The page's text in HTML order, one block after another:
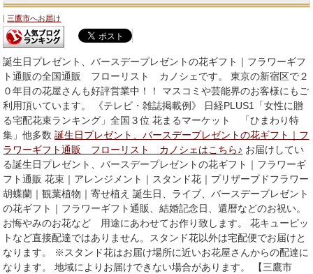
三鷹市へお届け
誕生日プレゼント、バースデープレゼントの花ギフト｜フラワーギフ
ト通販の全国通販 フローリスト カノシェです。 東京の新宿区で２
０年目の花屋さんも好評営業中！！ マスコミや芸能界のお客様にもご
利用頂いています。 《テレビ・雑誌掲載例》 日経PLUS1「女性に贈
る宅配花束ランキング」全国３位 花まるマーケット 「ひまわり特
集」他多数誕生日プレゼント、バースデープレゼントの花ギフト｜フ
ラワーギフト通販 フローリスト カノシェはこちら♪ お届けしてい
る誕生日プレゼント、バースデープレゼントの花ギフト｜フラワーギ
フト通販 花束｜アレンジメント｜スタンド花｜プリザーブドフラワー
胡蝶蘭｜観葉植物｜寄せ植え 誕生日、ライブ、バースデープレゼント
の花ギフト｜フラワーギフト通販、結婚記念日、還暦などのお祝い。
お悔やみのお花など 用途にあわせてお作り致します。 花キューピッ
トなど直接配達ではありません。スタンド花以外は宅配便でお届けと
なります。 ※スタンド花はお届け場所に近いお花屋さんからの配達に
なります。 地域によりお届けできない場合があります。 【三鷹市